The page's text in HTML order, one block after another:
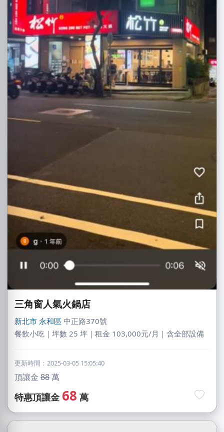
三角窗人氣火鍋店
新北市 永和區 中正路370號
餐飲小吃｜坪數 25 坪｜租金 103,000元/月｜含全部設備
更新時間：2025-03-05 15:05:40
頂讓金 88萬
特惠頂讓金 68 萬